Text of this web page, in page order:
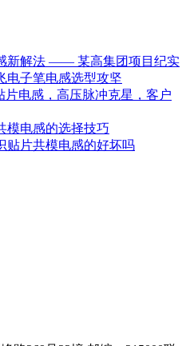
新解法 —— 某高集团项目纪实
电子笔电感选型攻坚
片电感，高压脉冲克星，客户
模电感的选择技巧
贴片共模电感的好坏吗